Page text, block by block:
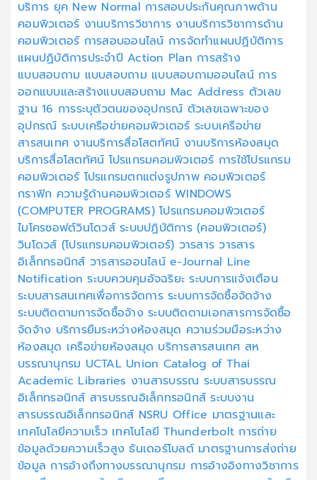
บริการ ยุค New Normal การสอบประกันคุณภาพด้าน
คอมพิวเตอร์ งานบริการวิชาการงานบริการวิชาการด้าน
คอมพิวเตอร์ การสอบออนไลน์ การจัดทำแผนปฏิบัติการ
แผนปฏิบัติการประจำปี Action Plan การสร้าง
แบบสอบถาม แบบสอบถาม แบบสอบถามออนไลน์ การ
ออกแบบและสร้างแบบสอบถาม Mac Address ตัวเลข
ฐาน 16 การระบุตัวตนของอุปกรณ์ ตัวเลขเฉพาะของ
อุปกรณ์ ระบบเครือข่ายคอมพิวเตอร์ ระบบเครือข่าย
สารสนเทศงานบริการสื่อโสตทัศน์ งานบริการห้องสมุด
บริการสื่อโสตทัศน์ โปรแกรมคอมพิวเตอร์ การใช้โปรแกรม
คอมพิวเตอร์ โปรแกรมตกแต่งรูปภาพ คอมพิวเตอร์
กราฟิก ความรู้ด้านคอมพิวเตอร์ WINDOWS
(COMPUTER PROGRAMS) โปรแกรมคอมพิวเตอร์
ไมโครซอฟต์วินโดวส์ ระบบปฏิบัติการ (คอมพิวเตอร์)
วินโดวส์ (โปรแกรมคอมพิวเตอร์) วารสารวารสาร
อิเล็กทรอนิกส์ วารสารออนไลน์ e-Journal Line
Notificationระบบควบคุมอัจฉริยะระบบการแจ้งเตือน
ระบบสารสนเทศเพื่อการจัดการ ระบบการจัดซื้อจัดจ้าง
ระบบติดตามการจัดซื้อจัาง ระบบติดตามเอกสารการจัดซื้อ
จัดจ้าง บริการยืมระหว่างห้องสมุด ความร่วมมือระหว่าง
ห้องสมุด เครือข่ายห้องสมุด บริการสารสนเทศ สห
บรรณานุกรม UCTAL Union Catalog of Thai
Academic Libraries งานสารบรรณ ระบบสารบรรณ
อิเล็กทรอนิกส์ สารบรรณอิเล็กทรอนิกส์ระบบงาน
สารบรรณอิเล็กทรอนิกส์ NSRU Office มาตรฐานและ
เทคโนโลยีความเร็ว เทคโนโลยี Thunderbolt การถ่าย
ข้อมูลด้วยความเร็วสูงธันเดอร์โบลต์ มาตรฐานการส่งถ่าย
ข้อมูล การอ้างถึงทางบรรณานุกรม การอ้างอิงทางวิชาการ